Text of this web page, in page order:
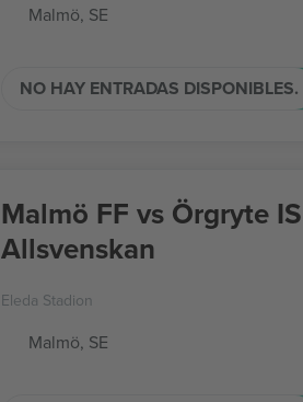
Malmö, SE
NO HAY ENTRADAS DISPONIBLES.
Malmö FF vs Örgryte IS
Allsvenskan
Eleda Stadion
Malmö, SE